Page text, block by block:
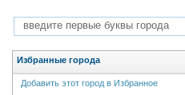
Избранные города
Добавить этот город в Избранное